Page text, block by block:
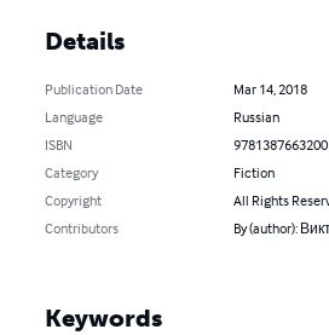
Details
Publication Date
Mar 14, 2018
Language
Russian
ISBN
9781387663200
Category
Fiction
Copyright
All Rights
Contributors
By (author):
Keywords